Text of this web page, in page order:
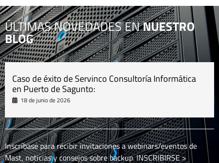
ÚLTIMAS NOVEDADES ENNUESTRO
BLOG
Caso de éxito de Servinco Consultoría Informática
en Puerto de Sagunto:
18 de junio de 2026
Inscríbase para recibir invitaciones a webinars/eventos de
Mast, noticias y consejos sobre backup.INSCRIBIRSE >